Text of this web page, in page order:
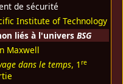
de sécurité
Institute of Technology
liés à l'univers BSG
Maxwell
dans le temps, 1 re